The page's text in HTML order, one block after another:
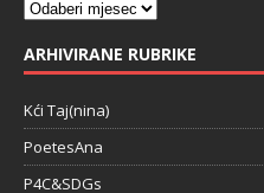
ARHIVIRANE RUBRIKE
Kći Taj(nina)
PoetesAna
P4C&SDGs